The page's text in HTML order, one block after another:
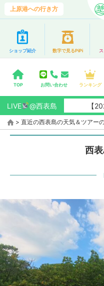
上原港への行き方
ショップ紹介 数字で見るPiPi
TOP お問い合わせ ランキング
LIVE @西表島 【2026/8
> 直近の西表島の天気＆ツアー
西